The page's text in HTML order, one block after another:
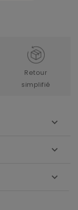
Retour
simplifié